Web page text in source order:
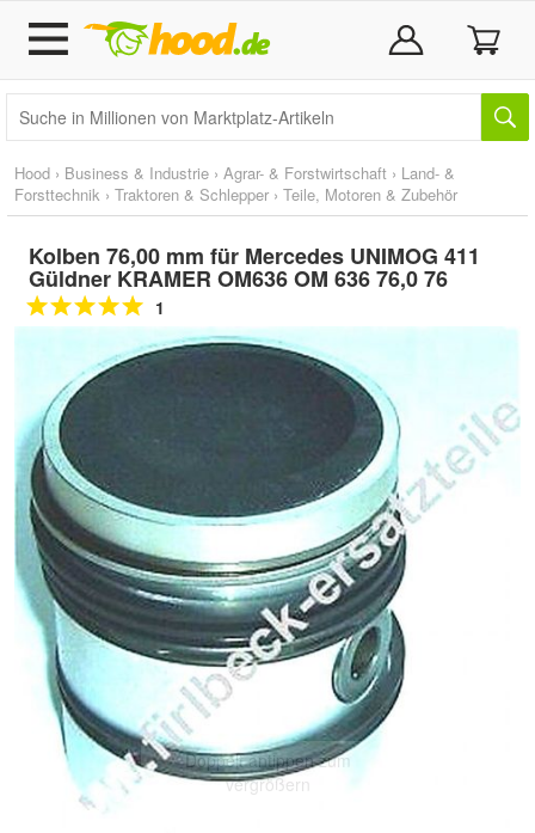
Hood › Business & Industrie › Agrar- & Forstwirtschaft › Land- &
Forsttechnik › Traktoren & Schlepper › Teile, Motoren & Zubehör
Kolben 76,00 mm für Mercedes UNIMOG 411
Güldner KRAMER OM636 OM 636 76,0 76
1
Doppelt antippen zum
vergrößern